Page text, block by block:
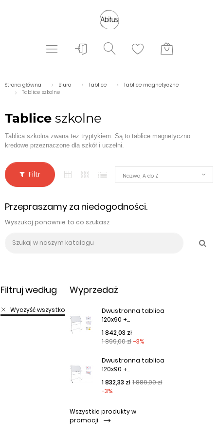
Strona główna Biuro Tablice
Tablice magnetyczne
Tablice szkolne
Tablice szkolne
Tablica szkolna zwana też tryptykiem. Są to tablice magnetyczno
kredowe przeznaczone dla szkół i uczelni.
Filtr Nazwa, A do Z
Przepraszamy za niedogodności.
Wyszukaj ponownie to co szukasz
Filtruj według
Wyczyść wszystko
Wyprzedaż
Dwustronna tablica
120x90 +...
Cena podstawowa
1 899,00 zł -3%
Cena
1 842,03 zł
Dwustronna tablica
120x90 +...
Cena podstawowa
1 889,00 zł
-3%
Cena
1 832,33 zł
Wszystkie produkty w
promocji